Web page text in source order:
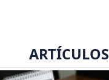
ARTÍCULOS